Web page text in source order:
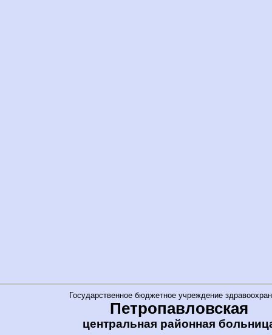
Государственное бюджетное учреждение
Петропавловская
центральная районная